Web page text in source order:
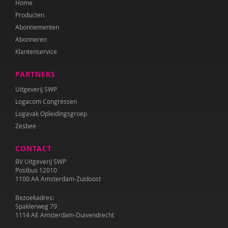
Annet Weterings
Iris Wierdsma
Merel van der Wouden
Home
Producten
Abonnementen
Abonneren
Klantenservice
PARTNERS
Uitgeverij SWP
Logacom Congressen
Logavak Opleidingsgroep
Zesbee
CONTACT
BV Uitgeverij SWP
Postbus 12010
1100 AA Amsterdam-Zuidoost
Bezoekadres:
Spaklerweg 79
1114 AE Amsterdam-Duivendrecht